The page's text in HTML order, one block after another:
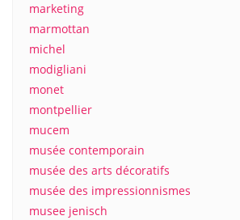
marketing
marmottan
michel
modigliani
monet
montpellier
mucem
musée contemporain
musée des arts décoratifs
musée des impressionnismes
musee jenisch